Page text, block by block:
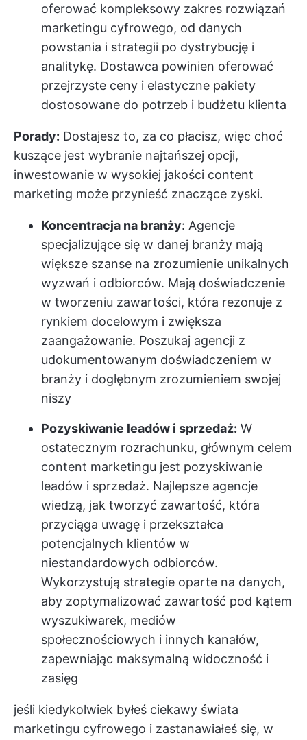
oferować kompleksowy zakres rozwiązań
marketingu cyfrowego, od danych
powstania i strategii po dystrybucję i
analitykę. Dostawca powinien oferować
przejrzyste ceny i elastyczne pakiety
dostosowane do potrzeb i budżetu klienta
Porady: Dostajesz to, za co płacisz, więc choć
kuszące jest wybranie najtańszej opcji,
inwestowanie w wysokiej jakości content
marketing może przynieść znaczące zyski.
Koncentracja na branży: Agencje
specjalizujące się w danej branży mają
większe szanse na zrozumienie unikalnych
wyzwań i odbiorców. Mają doświadczenie
w tworzeniu zawartości, która rezonuje z
rynkiem docelowym i zwiększa
zaangażowanie. Poszukaj agencji z
udokumentowanym doświadczeniem w
branży i dogłębnym zrozumieniem swojej
niszy
Pozyskiwanie leadów i sprzedaż: W
ostatecznym rozrachunku, głównym celem
content marketingu jest pozyskiwanie
leadów i sprzedaż. Najlepsze agencje
wiedzą, jak tworzyć zawartość, która
przyciąga uwagę i przekształca
potencjalnych klientów w
niestandardowych odbiorców.
Wykorzystują strategie oparte na danych,
aby zoptymalizować zawartość pod kątem
wyszukiwarek, mediów
społecznościowych i innych kanałów,
zapewniając maksymalną widoczność i
zasięg
jeśli kiedykolwiek byłeś ciekawy świata
marketingu cyfrowego i zastanawiałeś się, w